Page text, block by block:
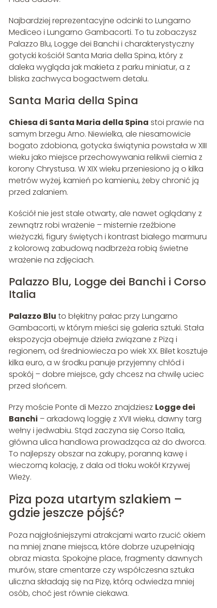
Najbardziej reprezentacyjne odcinki to Lungarno
Mediceo i Lungarno Gambacorti. To tu zobaczysz
Palazzo Blu, Logge dei Banchi i charakterystyczny
gotycki kościół Santa Maria della Spina, który z
daleka wygląda jak makieta z parku miniatur, a z
bliska zachwyca bogactwem detalu.
Santa Maria della Spina
Chiesa di Santa Maria della Spina stoi prawie na
samym brzegu Arno. Niewielka, ale niesamowicie
bogato zdobiona, gotycka świątynia powstała w XIII
wieku jako miejsce przechowywania relikwii ciernia z
korony Chrystusa. W XIX wieku przeniesiono ją o kilka
metrów wyżej, kamień po kamieniu, żeby chronić ją
przed zalaniem.
Kościół nie jest stale otwarty, ale nawet oglądany z
zewnątrz robi wrażenie – misternie rzeźbione
wieżyczki, figury świętych i kontrast białego marmuru
z kolorową zabudową nadbrzeża robią świetne
wrażenie na zdjęciach.
Palazzo Blu, Logge dei Banchi i Corso
Italia
Palazzo Blu to błękitny pałac przy Lungarno
Gambacorti, w którym mieści się galeria sztuki. Stała
ekspozycja obejmuje dzieła związane z Pizą i
regionem, od średniowiecza po wiek XX. Bilet kosztuje
kilka euro, a w środku panuje przyjemny chłód i
spokój – dobre miejsce, gdy chcesz na chwilę uciec
przed słońcem.
Przy moście Ponte di Mezzo znajdziesz Logge dei
Banchi – arkadową loggię z XVII wieku, dawny targ
wełny i jedwabiu. Stąd zaczyna się Corso Italia,
główna ulica handlowa prowadząca aż do dworca.
To najlepszy obszar na zakupy, poranną kawę i
wieczorną kolację, z dala od tłoku wokół Krzywej
Wieży.
Piza poza utartym szlakiem –
gdzie jeszcze pójść?
Poza najgłośniejszymi atrakcjami warto rzucić okiem
na mniej znane miejsca, które dobrze uzupełniają
obraz miasta. Spokojne place, fragmenty dawnych
murów, stare cmentarze czy współczesna sztuka
uliczna składają się na Pizę, którą odwiedza mniej
osób, choć jest równie ciekawa.